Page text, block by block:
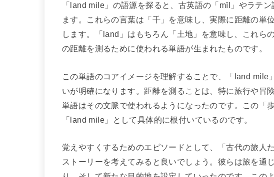
「land mile」の語源を探ると、古英語の「mīl」やラテ
ます。これらの言葉は「千」を意味し、実際に距離の単
します。「land」はもちろん「土地」を意味し、これら
の距離を測るために使われる単語が生まれたものです。
この単語のコアイメージを理解することで、「land mile
いが明確になります。距離を測ることは、特に旅行や冒
単語はその文脈で使われるようになったのです。この「
「land mile」として具体的に根付いているのです。
覚えやすくするためのエピソードとして、「古代の旅人
ストーリーを考えてみると良いでしょう。彼らは旅を通